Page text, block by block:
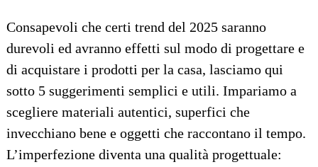
Consapevoli che certi trend del 2025 saranno
durevoli ed avranno effetti sul modo di progettare e
di acquistare i prodotti per la casa, lasciamo qui
sotto 5 suggerimenti semplici e utili. Impariamo a
scegliere materiali autentici, superfici che
invecchiano bene e oggetti che raccontano il tempo.
L’imperfezione diventa una qualità progettuale: